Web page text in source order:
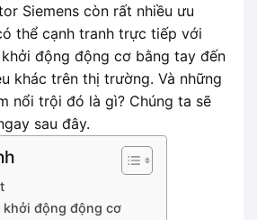
Siemens còn rất nhiều ưu
thể cạnh tranh trực tiếp với
động động cơ bằng tay đến
khác trên thị trường. Và những
nổi trội đó là gì? Chúng ta sẽ
sau đây.
khởi động động cơ